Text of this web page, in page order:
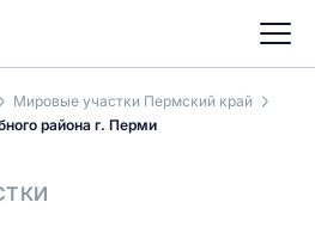
Мировые участки Пермский край
района г. Перми